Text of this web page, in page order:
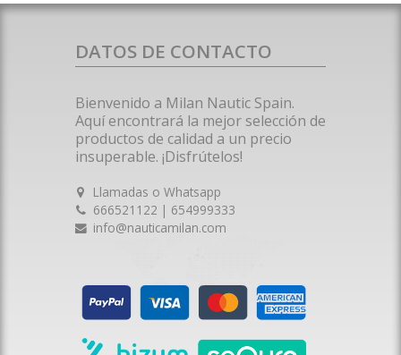
DATOS DE CONTACTO
Bienvenido a Milan Nautic Spain.
Aquí encontrará la mejor selección de
productos de calidad a un precio
insuperable. ¡Disfrútelos!
Llamadas o Whatsapp
666521122 | 654999333
info@nauticamilan.com